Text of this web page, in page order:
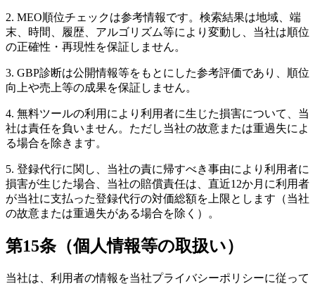
2. MEO順位チェックは参考情報です。検索結果は地域、端
末、時間、履歴、アルゴリズム等により変動し、当社は順位
の正確性・再現性を保証しません。
3. GBP診断は公開情報等をもとにした参考評価であり、順位
向上や売上等の成果を保証しません。
4. 無料ツールの利用により利用者に生じた損害について、当
社は責任を負いません。ただし当社の故意または重過失によ
る場合を除きます。
5. 登録代行に関し、当社の責に帰すべき事由により利用者に
損害が生じた場合、当社の賠償責任は、直近12か月に利用者
が当社に支払った登録代行の対価総額を上限とします（当社
の故意または重過失がある場合を除く）。
第15条（個人情報等の取扱い）
当社は、利用者の情報を当社プライバシーポリシーに従って